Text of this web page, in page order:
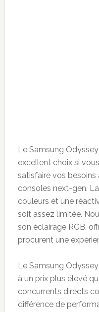
Le Samsung
excellent choix si
satisfaire vos besoins
consoles next-gen.
couleurs et une
soit assez limitée.
son éclairage RGB,
procurent une
Le Samsung
à un prix plus élevé
concurrents directs
différence de